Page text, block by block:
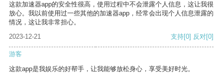
这款加速器app的安全性很高，使用过程中不会泄露个人信息，这让我很
放心。我以前使用过一些其他的加速器app，经常会出现个人信息泄露的
情况，这让我非常担心。
2023-12-21
支持[0] 反对[0]
游客
这款app是我娱乐的好帮手，让我能够放松身心，享受美好时光。